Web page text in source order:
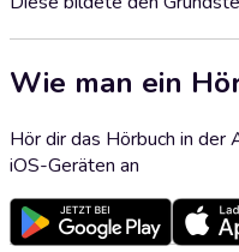
Wie man ein
Hör dir das Hörbuch in
iOS-Geräten an